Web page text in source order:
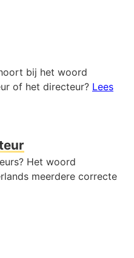
bij het woord
of het directeur? Lees
Het woord
meerdere correcte